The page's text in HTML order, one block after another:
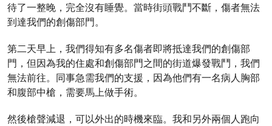
待了一整晚，完全沒有睡覺。當時街頭戰鬥不斷，傷者無法
到達我們的創傷部門。
第二天早上，我們得知有多名傷者即將抵達我們的創傷部
門，但因為我的住處和創傷部門之間的街道爆發戰鬥，我們
無法前往。同事急需我們的支援，因為他們有一名病人胸部
和腹部中槍，需要馬上做手術。
然後槍聲減退，可以外出的時機來臨。我和另外兩個人跑向